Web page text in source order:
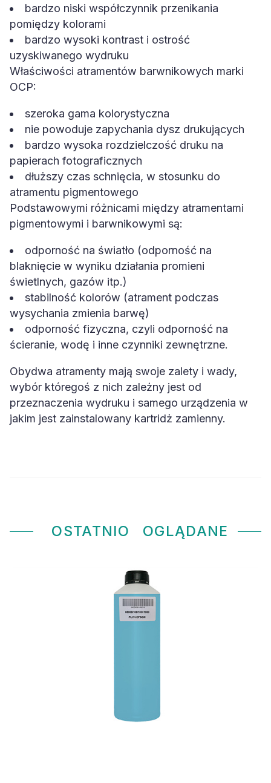
bardzo niski współczynnik przenikania
pomiędzy kolorami
bardzo wysoki kontrast i ostrość
uzyskiwanego wydruku
Właściwości atramentów barwnikowych marki
OCP:
szeroka gama kolorystyczna
nie powoduje zapychania dysz drukujących
bardzo wysoka rozdzielczość druku na
papierach fotograficznych
dłuższy czas schnięcia, w stosunku do
atramentu pigmentowego
Podstawowymi różnicami między atramentami
pigmentowymi i barwnikowymi są:
odporność na światło (odporność na
blaknięcie w wyniku działania promieni
świetlnych, gazów itp.)
stabilność kolorów (atrament podczas
wysychania zmienia barwę)
odporność fizyczna, czyli odporność na
ścieranie, wodę i inne czynniki zewnętrzne.
Obydwa atramenty mają swoje zalety i wady,
wybór któregoś z nich zależny jest od
przeznaczenia wydruku i samego urządzenia w
jakim jest zainstalowany kartridż zamienny.
OSTATNIO OGLĄDANE